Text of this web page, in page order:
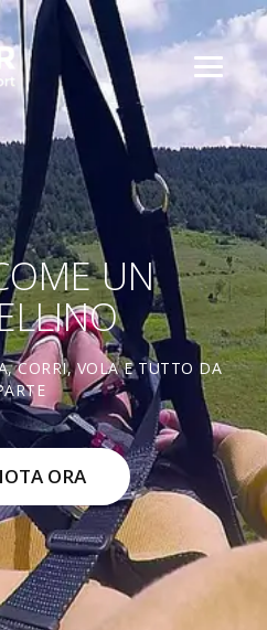
UN
CORRI, VOLA E TUTTO DA
ORA